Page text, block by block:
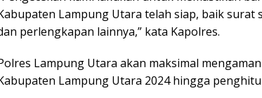
Lampung Utara telah siap, baik surat
perlengkapan lainnya,” kata Kapolres.
Lampung Utara akan maksimal
Lampung Utara 2024 hingga